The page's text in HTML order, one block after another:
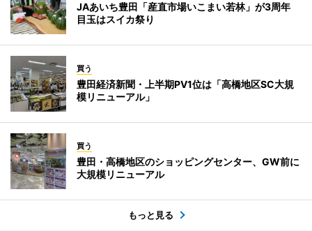
JAあいち豊田「産直市場いこまい若林」が3周年
目玉はスイカ祭り
買う
豊田経済新聞・上半期PV1位は「高橋地区SC大規
模リニューアル」
買う
豊田・高橋地区のショッピングセンター、GW前に
大規模リニューアル
もっと見る